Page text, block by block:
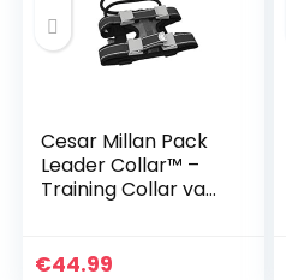
Cesar Millan Pack
Leader Collar™ –
Training Collar van
€44.99